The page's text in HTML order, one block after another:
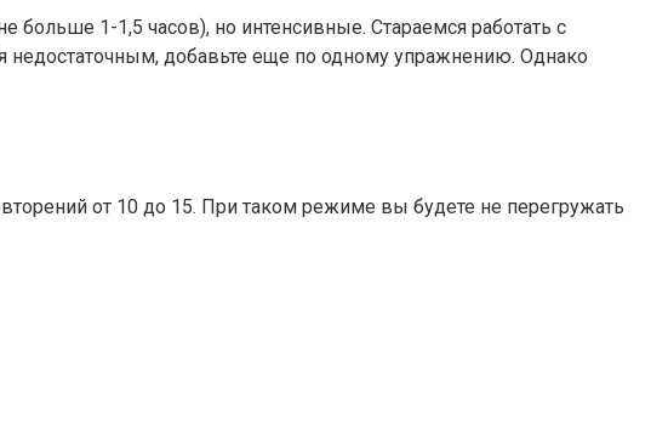
1-1,5 часов), но интенсивные. Стараемся работать с
добавьте еще по одному упражнению. Однако
от 10 до 15. При таком режиме вы будете не перегружать